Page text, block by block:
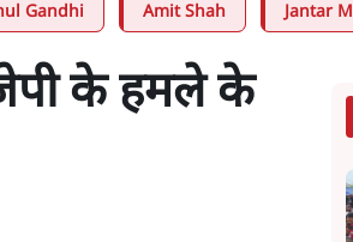
Gandhi Amit Shah Jantar
के हमले के